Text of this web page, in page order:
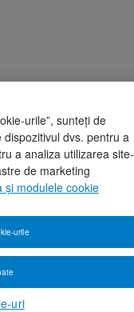
urile”, sunteți de
dvs. pentru a
a analiza utilizarea site-
de marketing
și modulele cookie
uri
urile